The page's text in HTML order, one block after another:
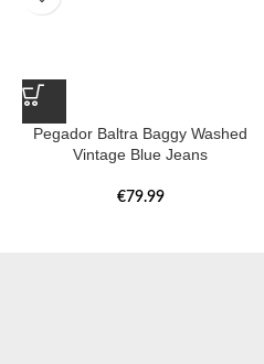
Pegador Baltra Baggy Washed
Vintage Blue Jeans
€79.99